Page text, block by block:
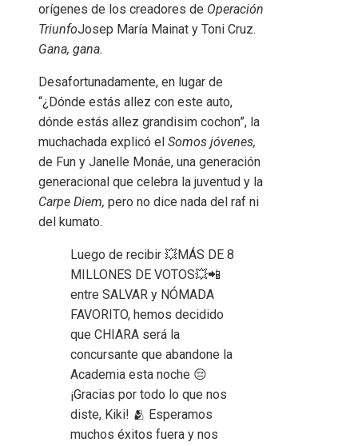
orígenes de los creadores de Operación
TriunfoJosep María Mainat y Toni Cruz.
Gana, gana.
Desafortunadamente, en lugar de
“¿Dónde estás allez con este auto,
dónde estás allez grandisim cochon”, la
muchachada explicó el Somos jóvenes,
de Fun y Janelle Monáe, una generación
generacional que celebra la juventud y la
Carpe Diem, pero no dice nada del raf ni
del kumato.
Luego de recibir 💥MÁS DE 8
MILLONES DE VOTOS💥📲
entre SALVAR y NÓMADA
FAVORITO, hemos decidido
que CHIARA será la
concursante que abandone la
Academia esta noche 😔
¡Gracias por todo lo que nos
diste, Kiki! 🫂 Esperamos
muchos éxitos fuera y nos